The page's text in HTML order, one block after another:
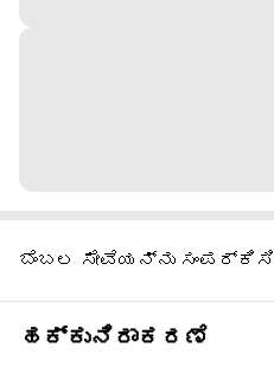
ಬೆಂಬಲ ಸೇವೆಯನ್ನು ಸಂಪರ್ಕಿಸಿ
ಹಕ್ಕುನಿರಾಕರಣೆ